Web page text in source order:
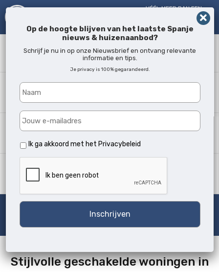
VÉÉL MEER DAN EEN
Waar?
Alle locaties
Woningtype
Alle soorten
Zoeken
Stijlvolle geschakelde woningen in
Op de hoogte blijven van het laatste Spanje
nieuws & huizenaanbod?
Schrijf je nu in op onze Nieuwsbrief en ontvang relevante
informatie en tips.
Je privacy is 100% gegarandeerd.
Ik ga akkoord met het Privacybeleid